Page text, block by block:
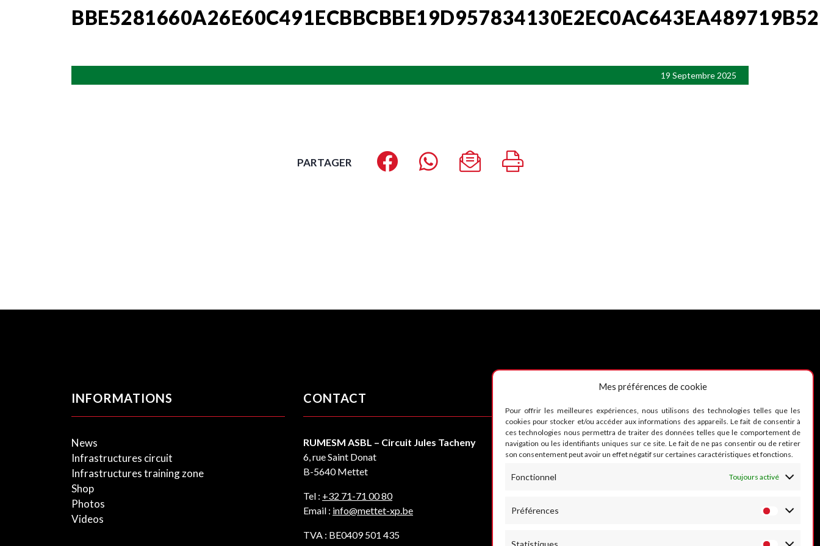
Mes préférences de cookie
Pour offrir les meilleures expériences, nous utilisons des technologies telles que les
cookies pour stocker et/ou accéder aux informations des appareils. Le fait de consentir à
ces technologies nous permettra de traiter des données telles que le comportement de
navigation ou les identifiants uniques sur ce site. Le fait de ne pas consentir ou de retirer
son consentement peut avoir un effet négatif sur certaines caractéristiques et fonctions.
Fonctionnel Toujours activé
Préférences
Statistiques
19 Septembre 2025
PARTAGER
INFORMATIONS
News
Infrastructures circuit
Infrastructures training zone
Shop
Photos
Videos
CONTACT
RUMESM ASBL – Circuit Jules Tacheny
6, rue Saint Donat
B-5640 Mettet
Tel : +32 71-71 00 80
Email : info@mettet-xp.be
TVA : BE0409 501 435